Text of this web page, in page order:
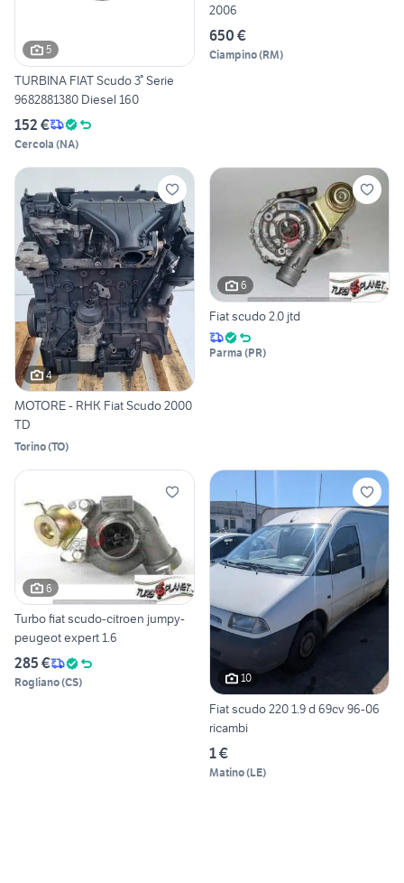
5
TURBINA FIAT Scudo 3° Serie
9682881380 Diesel 160
152 €
Cercola (NA)
2006
650 €
Ciampino(RM)
4
MOTORE - RHK Fiat Scudo 2000
TD
Torino(TO)
6
Fiat scudo 2.0 jtd
Parma (PR)
6
Turbo fiat scudo-citroen jumpy-
peugeot expert 1.6
285 €
Rogliano(CS) 10
Fiat scudo 220 1.9 d 69cv 96-06
ricambi
1 €
Matino(LE)